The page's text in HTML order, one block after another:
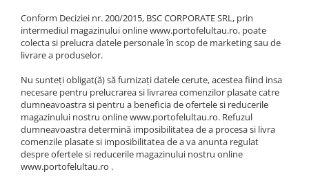
Conform Deciziei nr. 200/2015, BSC CORPORATE SRL, prin
intermediul magazinului online www.portofelultau.ro, poate
colecta si prelucra datele personale în scop de marketing sau de
livrare a produselor.
Nu sunteţi obligat(ă) să furnizaţi datele cerute, acestea fiind insa
necesare pentru prelucrarea si livrarea comenzilor plasate catre
dumneavoastra si pentru a beneficia de ofertele si reducerile
magazinului nostru online www.portofelultau.ro. Refuzul
dumneavoastra determină imposibilitatea de a procesa si livra
comenzile plasate si imposibilitatea de a va anunta regulat
despre ofertele si reducerile magazinului nostru online
www.portofelultau.ro .